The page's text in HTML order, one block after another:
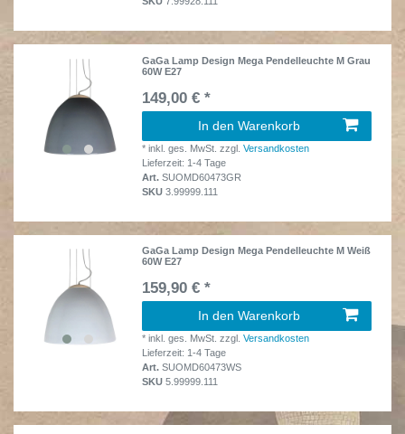
GaGa Lamp Design Mega Pendelleuchte M Grau
60W E27
149,00 € *
In den Warenkorb
*inkl. ges. MwSt. zzgl.Versandkosten
Lieferzeit: 1-4 Tage
Art.SUOMD60473GR
SKU3.99999.111
GaGa Lamp Design Mega Pendelleuchte M Weiß
60W E27
159,90 € *
In den Warenkorb
*inkl. ges. MwSt. zzgl.Versandkosten
Lieferzeit: 1-4 Tage
Art.SUOMD60473WS
SKU5.99999.111